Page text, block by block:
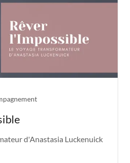
d'Anastasia Luckenuick